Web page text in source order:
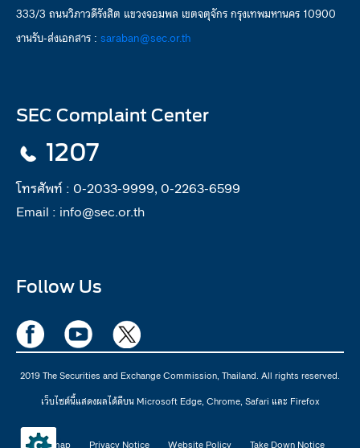
333/3 ถนนวิภาวดีรังสิต แขวงจอมพล เขตจตุจักร กรุงเทพมหานคร 10900
งานรับ-ส่งเอกสาร : saraban@sec.or.th
SEC Complaint Center
1207
โทรศัพท์ : 0-2033-9999, 0-2263-6599
Email : info@sec.or.th
Follow Us
2019 The Securities and Exchange Commission, Thailand. All rights reserved.
เว็บไซต์นี้แสดงผลได้ดีบน Microsoft Edge, Chrome, Safari และ Firefox
Sitemap Privacy Notice Website Policy Take Down Notice